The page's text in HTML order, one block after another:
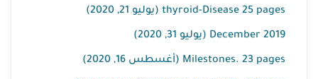
thyroid-Disease 25 pages (يوليو 21, 2020)
2019 December (يوليو 31, 2020)
Milestones. 23 pages (أغسطس 16, 2020)